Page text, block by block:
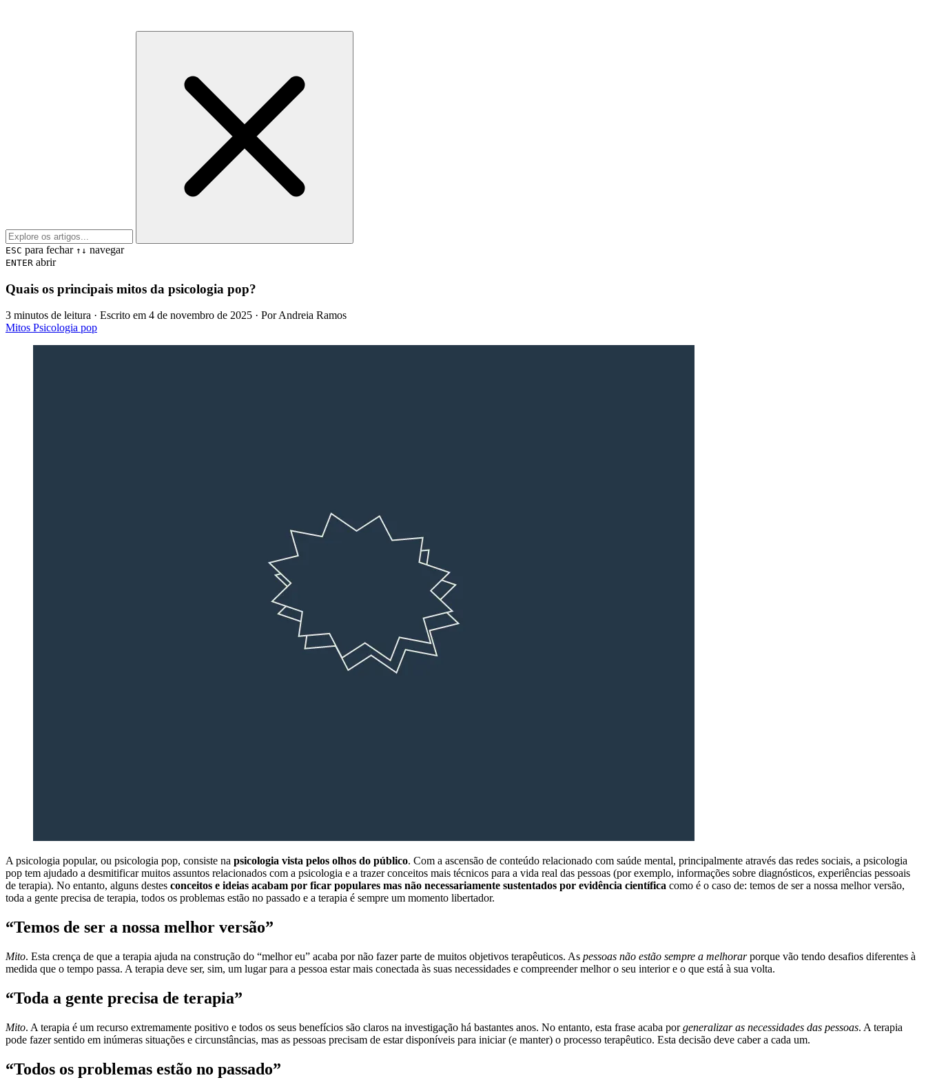
ESC para fechar ↑↓ navegar
ENTER abrir
Quais os principais mitos da psicologia pop?
3 minutos de leitura · Escrito em 4 de novembro de 2025 · PorAndreia Ramos
Mitos Psicologia pop
A psicologia popular, ou psicologia pop, consiste na psicologia vista pelos olhos do público. Com a ascensão de conteúdo relacionado com saúde mental, principalmente através das redes sociais, a psicologia
pop tem ajudado a desmitificar muitos assuntos relacionados com a psicologia e a trazer conceitos mais técnicos para a vida real das pessoas (por exemplo, informações sobre diagnósticos, experiências pessoais
de terapia). No entanto, alguns destes conceitos e ideias acabam por ficar populares mas não necessariamente sustentados por evidência científica como é o caso de: temos de ser a nossa melhor versão,
toda a gente precisa de terapia, todos os problemas estão no passado e a terapia é sempre um momento libertador.
“Temos de ser a nossa melhor versão”
Mito. Esta crença de que a terapia ajuda na construção do “melhor eu” acaba por não fazer parte de muitos objetivos terapêuticos. As pessoas não estão sempre a melhorarporque vão tendo desafios diferentes à
medida que o tempo passa. A terapia deve ser, sim, um lugar para a pessoa estar mais conectada às suas necessidades e compreender melhor o seu interior e o que está à sua volta.
“Toda a gente precisa de terapia”
Mito. A terapia é um recurso extremamente positivo e todos os seus benefícios são claros na investigação há bastantes anos. No entanto, esta frase acaba porgeneralizar as necessidades das pessoas. A terapia
pode fazer sentido em inúmeras situações e circunstâncias, mas as pessoas precisam de estar disponíveis para iniciar (e manter) o processo terapêutico. Esta decisão deve caber a cada um.
“Todos os problemas estão no passado”